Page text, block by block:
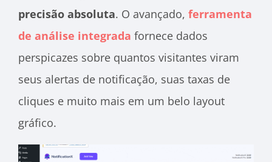
precisão absoluta. O avançado, ferramenta
de análise integrada fornece dados
perspicazes sobre quantos visitantes viram
seus alertas de notificação, suas taxas de
cliques e muito mais em um belo layout
gráfico.